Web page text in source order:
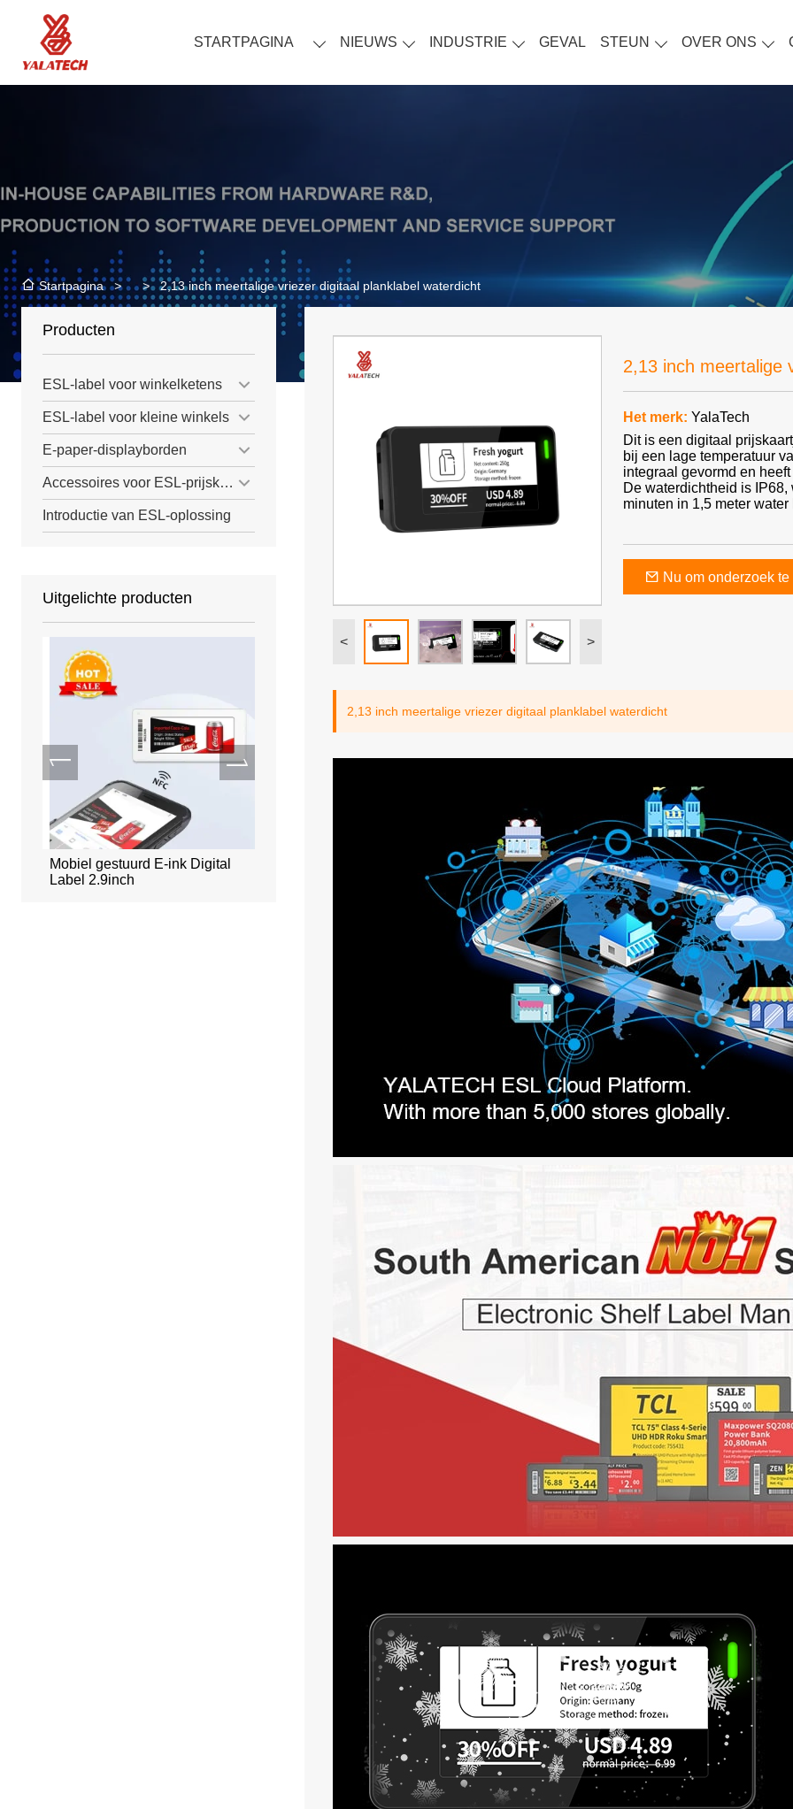
STARTPAGINA NIEUWS INDUSTRIE GEVAL STEUN OVER ONS
Startpagina > > 2,13 inch meertalige vriezer digitaal planklabel waterdicht
Producten
ESL-label voor winkelketens
ESL-label voor kleine winkels
E-paper-displayborden
Accessoires voor ESL-prijskaartjes
Introductie van ESL-oplossing
Uitgelichte producten
Mobiel gestuurd E-ink Digital
Label 2.9inch
Slim kantoorreserveringssysteem 1,54 inch elektronisch schaplabel2,13 inch
prijskaart Slim-
< >
2,13 inch meertalige
Het merk: YalaTech
Dit is een digitaal
bij een lage temperatuur
integraal gevormd en
De waterdichtheid is
minuten in 1,5 meter
Nu om onderzoek te
2,13 inch meertalige vriezer digitaal planklabel waterdicht